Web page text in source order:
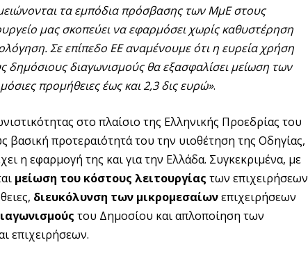
τα εμπόδια πρόσβασης των ΜμΕ στους
μας σκοπεύει να εφαρμόσει χωρίς καθυστέρηση
Σε επίπεδο ΕΕ αναμένουμε ότι η ευρεία χρήση
δημόσιους διαγωνισμούς θα εξασφαλίσει μείωση των
προμήθειες έως και 2,3 δις ευρώ».
στο πλαίσιο της Ελληνικής Προεδρίας του
βασική προτεραιότητά του την υιοθέτηση της Οδηγίας,
η εφαρμογή της και για την Ελλάδα. Συγκεκριμένα, με
μείωση του κόστους λειτουργίας των επιχειρήσεων
διευκόλυνση των μικρομεσαίωνεπιχειρήσεων
του Δημοσίου και απλοποίηση των
επιχειρήσεων.